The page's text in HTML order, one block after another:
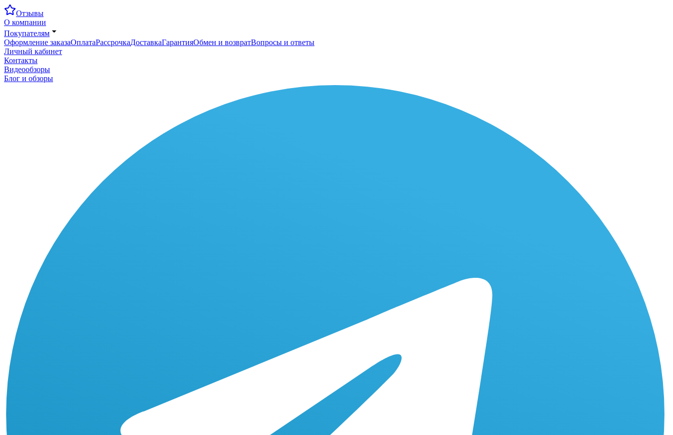
Отзывы
О компании
Покупателям
Оформление заказаОплатаРассрочкаДоставкаГарантияОбмен и возвратВопросы и ответы
Личный кабинет
Контакты
Видеообзоры
Блог и обзоры